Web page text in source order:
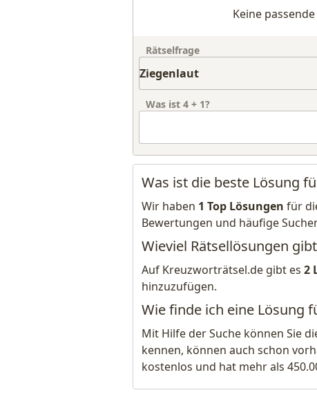
Keine
Rätselfrage
Was ist 4 + 1?
Was ist die beste Lösung
Wir haben 1 Top Lösungen für
Bewertungen und häufige
Wieviel Rätsellösungen
Auf Kreuzworträtsel.de gibt es 2
hinzuzufügen.
Wie finde ich eine Lösung
Mit Hilfe der Suche können Sie
kennen, können auch schon
kostenlos und hat mehr als